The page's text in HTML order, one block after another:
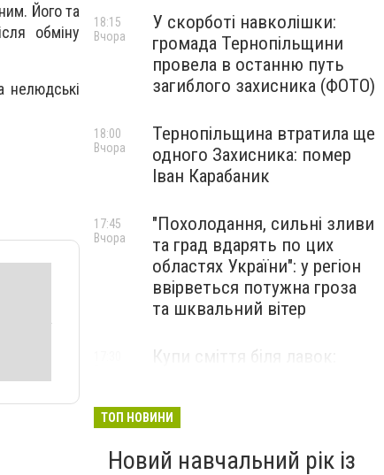
Його та
обміну
нелюдські
У скорботі навколішки:
громада Тернопільщини
провела в останню путь
загиблого захисника (ФОТО)
18:15
Вчора
Тернопільщина втратила ще
одного Захисника: помер
Іван Карабаник
18:00
Вчора
"Похолодання, сильні зливи
та град вдарять по цих
областях України": у регіон
ввірветься потужна гроза
та шквальний вітер
17:45
Вчора
Купи сміття біля лавок:
побаченого у парку (ВІДЕО)
ТОП НОВИНИ
Новий навчальний рік із